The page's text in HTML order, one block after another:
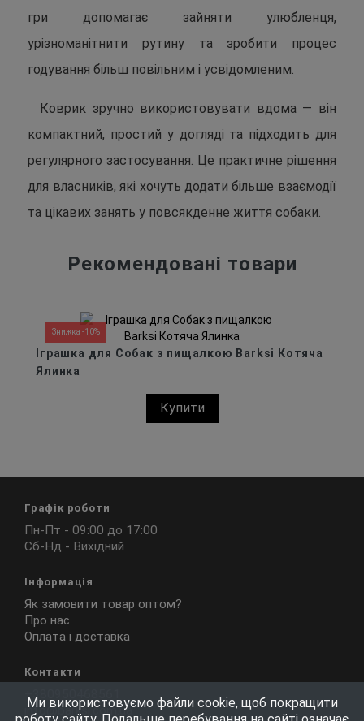
гри допомагає зайняти улюбленця,
урізноманітнити рутину та зробити процес
годування більш повільним і усвідомленим.
Коврик зручно використовувати вдома — він
компактний, простий у догляді та підходить для
регулярного застосування. Це практичне рішення
для власників, які хочуть додати більше взаємодії
та цікавих занять у повсякденне життя собаки.
Рекомендовані товари
Знижка -10%
Іграшка для Собак з пищалкою Barksi Котяча
Ялинка
Купити
Графік роботи
Пн-Пт - 09:00 до 17:00
Сб-Нд - Вихідний
Інформація
Як замовити товар оптом?
Про нас
Оплата і доставка
Контакти
+380950468561
info@barksi.com.ua
Ми використовуємо файли cookie, щоб покращити